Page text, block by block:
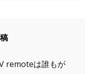
remoteは誰もが